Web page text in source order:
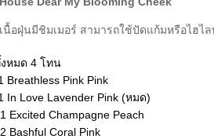
นื้อฝุ่นมีชิมเมอร์ สามารถใช้ปัดแก้มหรือไฮ
หมด 4 โทน
Breathless Pink Pink
In Love Lavender Pink (หมด)
Excited Champagne Peach
Bashful Coral Pink